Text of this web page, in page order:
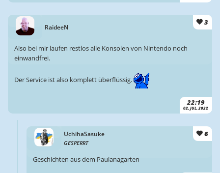
RaideeN
3
22:19
02. JUL. 2022
Also bei mir laufen restlos alle Konsolen von Nintendo noch
einwandfrei.
Der Service ist also komplett überflüssig.
UchihaSasuke
GESPERRT
6
Geschichten aus dem Paulanagarten